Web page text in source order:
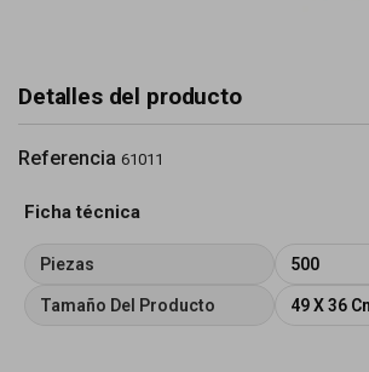
Detalles del producto
Referencia 61011
Ficha técnica
Piezas 500
Tamaño Del Producto 49 X 36